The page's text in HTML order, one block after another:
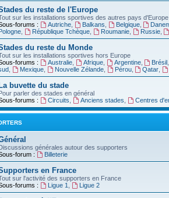
du reste de l'Europe
sur les installations sportives des autres pays d'Europe
forums :
Autriche, Balkans Belgique,
République Tchèque, Roumanie, Russie,
du reste du Monde
sur les installations sportives hors Europe
forums :
Australie, Afrique, Argentine, Brésil
Mexique, Nouvelle Zélande, Pérou, Qatar
La buvette du stade
parler des stades en général
forums :
Circuits Anciens stades Centres
générales autour des supporters
forum :
Billeterie
en France
sur l'activité des supporters en France
forums :
Ligue 1 Ligue 2